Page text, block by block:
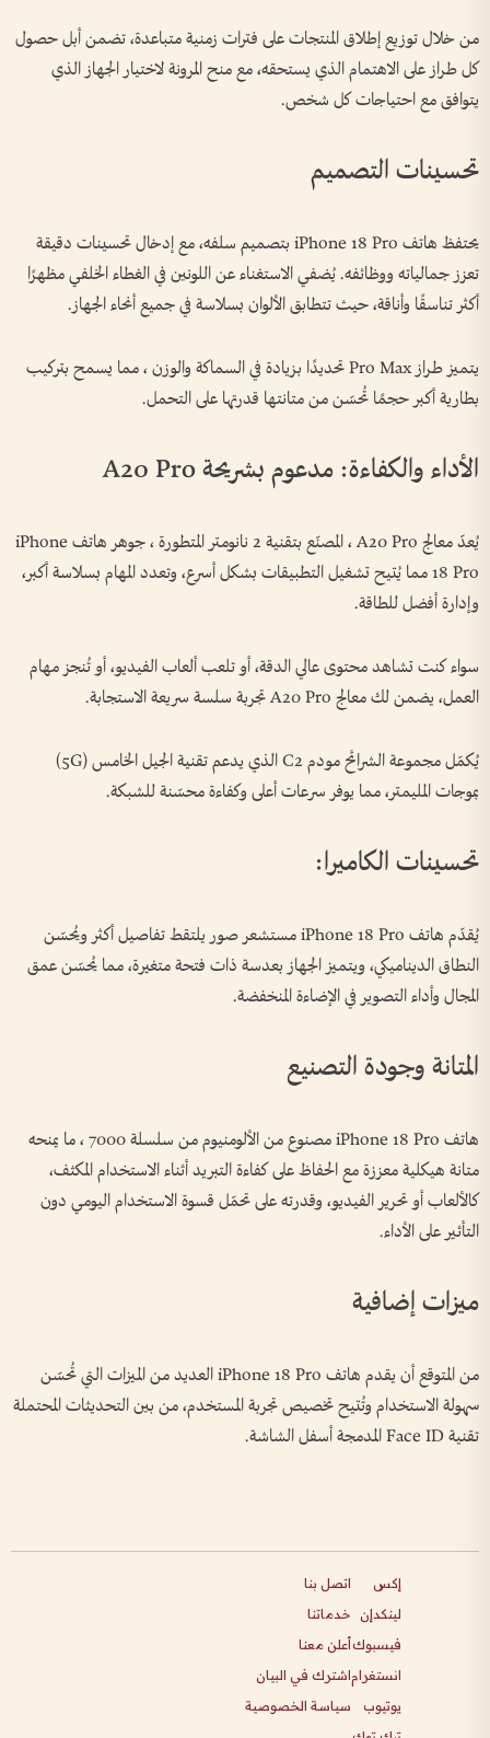
من خلال توزيع إطلاق المنتجات على فترات زمنية متباعدة، تضمن أبل حصول
كل طراز على الاهتمام الذي يستحقه، مع منح المرونة لاختيار الجهاز الذي
يتوافق مع احتياجات كل شخص.
تحسينات التصميم
يحتفظ هاتف iPhone 18 Pro بتصميم سلفه، مع إدخال تحسينات دقيقة
تعزز جمالياته ووظائفه. يُضفي الاستغناء عن اللونين في الغطاء الخلفي مظهرًا
أكثر تناسقًا وأناقة، حيث تتطابق الألوان بسلاسة في جميع أنحاء الجهاز.
يتميز طراز Pro Max تحديدًا بزيادة في السماكة والوزن ، مما يسمح بتركيب
بطارية أكبر حجمًا تُحسّن من متانتها قدرتها على التحمل.
الأداء والكفاءة: مدعوم بشريحة A20 Pro
يُعدّ معالج A20 Pro ، المصنّع بتقنية 2 نانومتر المتطورة ، جوهر هاتف iPhone
18 Pro مما يُتيح تشغيل التطبيقات بشكل أسرع، وتعدد المهام بسلاسة أكبر،
وإدارة أفضل للطاقة.
سواء كنت تشاهد محتوى عالي الدقة، أو تلعب ألعاب الفيديو، أو تُنجز مهام
العمل، يضمن لك معالج A20 Pro تجربة سلسة سريعة الاستجابة.
يُكمّل مجموعة الشرائح مودم C2 الذي يدعم تقنية الجيل الخامس (5G)
بموجات المليمتر، مما يوفر سرعات أعلى وكفاءة محسّنة للشبكة.
تحسينات الكاميرا:
يُقدّم هاتف iPhone 18 Pro مستشعر صور يلتقط تفاصيل أكثر ويُحسّن
النطاق الديناميكي، ويتميز الجهاز بعدسة ذات فتحة متغيرة، مما يُحسّن عمق
المجال وأداء التصوير في الإضاءة المنخفضة.
المتانة وجودة التصنيع
هاتف iPhone 18 Pro مصنوع من الألومنيوم من سلسلة 7000 ، ما يمنحه
متانة هيكلية معززة مع الحفاظ على كفاءة التبريد أثناء الاستخدام المكثف،
كالألعاب أو تحرير الفيديو، وقدرته على تحمّل قسوة الاستخدام اليومي دون
التأثير على الأداء.
ميزات إضافية
من المتوقع أن يقدم هاتف iPhone 18 Pro العديد من الميزات التي تُحسّن
سهولة الاستخدام وتُتيح تخصيص تجربة المستخدم، من بين التحديثات المحتملة
تقنية Face ID المدمجة أسفل الشاشة.
إكس
لينكدإن
فيسبوك
انستغرام
يوتيوب
اتصل بنا
خدماتنا
أعلن معنا
اشترك في البيان
سياسة الخصوصية